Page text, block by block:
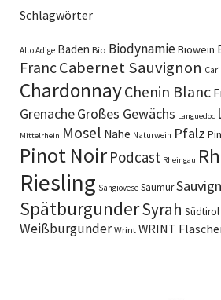
Schlagwörter
Alto Adige Baden Bio BiodynamieBiowein
FrancCabernet Sauvignon
ChardonnayChenin Blanc
GrenacheGroßes Gewächs Languedoc
Mittelrhein Mosel Nahe Naturwein Pfalz
Pinot Noir Podcast Rheingau
Riesling Sangiovese Saumur
SpätburgunderSyrah Südtirol
Weißburgunder Wrint WRINT